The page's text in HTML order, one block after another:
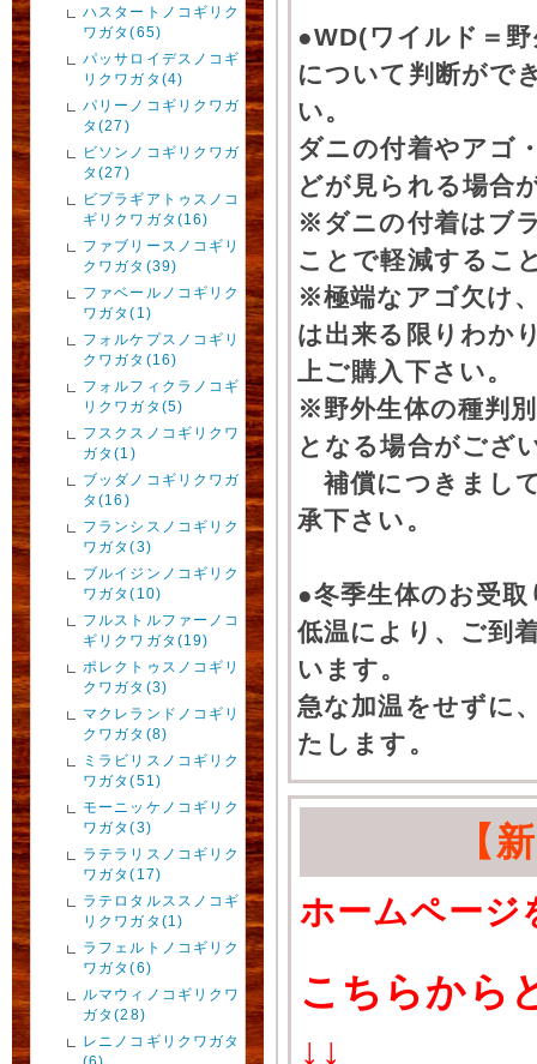
ハスタートノコギリク
ワガタ(65)
パッサロイデスノコギ
リクワガタ(4)
パリーノコギリクワガ
タ(27)
ビソンノコギリクワガ
タ(27)
ビプラギアトゥスノコ
ギリクワガタ(16)
ファブリースノコギリ
クワガタ(39)
ファベールノコギリク
ワガタ(1)
フォルケプスノコギリ
クワガタ(16)
フォルフィクラノコギ
リクワガタ(5)
フスクスノコギリクワ
ガタ(1)
ブッダノコギリクワガ
タ(16)
フランシスノコギリク
ワガタ(3)
ブルイジンノコギリク
ワガタ(10)
フルストルファーノコ
ギリクワガタ(19)
ポレクトゥスノコギリ
クワガタ(3)
マクレランドノコギリ
クワガタ(8)
ミラビリスノコギリク
ワガタ(51)
モーニッケノコギリク
ワガタ(3)
ラテラリスノコギリク
ワガタ(17)
ラテロタルススノコギ
リクワガタ(1)
ラフェルトノコギリク
ワガタ(6)
ルマウィノコギリクワ
ガタ(28)
レニノコギリクワガタ
●WD(ワイルド＝
について判断がで
い。
ダニの付着やアゴ
どが見られる場合
※ダニの付着はブ
ことで軽減するこ
※極端なアゴ欠け
は出来る限りわか
上ご購入下さい。
※野外生体の種判
となる場合がござ
補償につきまし
承下さい。
●冬季生体のお受
低温により、ご到
います。
急な加温をせずに
たします。
【
ホームページ
こちらから
↓↓